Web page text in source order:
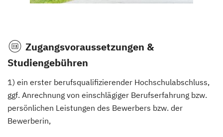
Zugangsvoraussetzungen &
Studiengebühren
1) ein erster berufsqualifizierender Hochschulabschluss,
ggf. Anrechnung von einschlägiger Berufserfahrung bzw.
persönlichen Leistungen des Bewerbers bzw. der
Bewerberin,